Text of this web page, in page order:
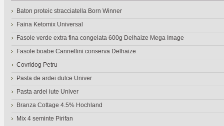
Baton proteic stracciatella Born Winner
Faina Ketomix Universal
Fasole verde extra fina congelata 600g Delhaize Mega Image
Fasole boabe Cannellini conserva Delhaize
Covridog Petru
Pasta de ardei dulce Univer
Pasta ardei iute Univer
Branza Cottage 4.5% Hochland
Mix 4 seminte Pirifan